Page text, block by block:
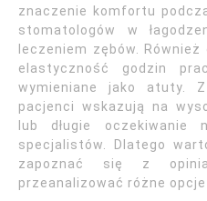
znaczenie komfortu
stomatologów w
leczeniem zębów.
elastyczność godzin
wymieniane jako atuty.
pacjenci wskazują na
lub długie oczekiwanie
specjalistów. Dlatego
zapoznać się z
przeanalizować różne